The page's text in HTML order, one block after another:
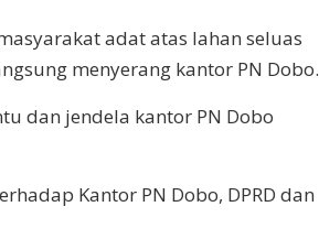
adat atas lahan seluas
menyerang kantor PN Dobo.
dan jendela kantor PN Dobo
Kantor PN Dobo, DPRD dan